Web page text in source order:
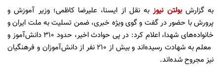
به گزارشبولتن نیوزبه نقل از ایسنا، علیرضا کاظمی؛ وزیر آموزش و
پرورش با حضور در گفت و گوی ویژه خبری، ضمن تسلیت به ملت ایران و
خانواده‌های شهدا، اعلام کرد: در پی حوادث اخیر، حدود ۳۱۰ دانش‌آموز و
معلم به شهادت رسیده‌اند و بیش از ۲۱۰ نفر از دانش‌آموزان و فرهنگیان
نیز مجروح شده‌اند.